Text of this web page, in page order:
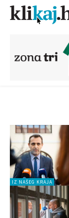
IZ NAŠEG KRAJA